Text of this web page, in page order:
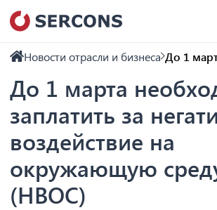
Новости отрасли и бизнеса До 1
До 1 марта
заплатить за
воздействие на
окружающую
(НВОС)